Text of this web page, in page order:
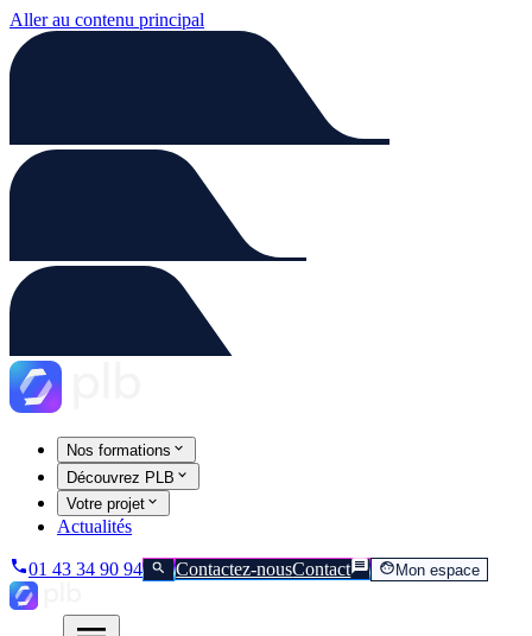
Aller au contenu principal
Nos formations
Découvrez PLB
Votre projet
Actualités
01 43 34 90 94 Contactez-nousContact Mon espace